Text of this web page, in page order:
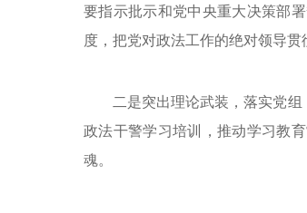
要指示批示和党中央重大决策部
度，把党对政法工作的绝对领导贯
二是突出理论武装，落实党
政法干警学习培训，推动学习教
魂。